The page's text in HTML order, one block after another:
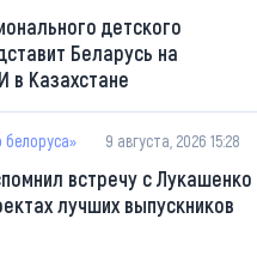
детского
Беларусь на
в Казахстане
белоруса» 9 августа, 2026 15:28
встречу с Лукашенко
лучших выпускников